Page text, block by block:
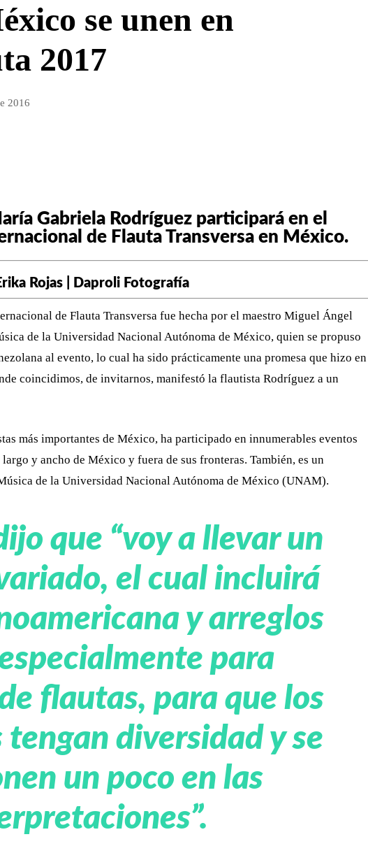
se unen en
2017
2016
Gabriela Rodríguez participará en el
de Flauta Transversa en México.
Rojas | Daproli Fotografía
de Flauta Transversa fue hecha por el maestro Miguel Ángel
de la Universidad Nacional Autónoma de México, quien se propuso
al evento, lo cual ha sido prácticamente una promesa que hizo en
coincidimos, de invitarnos, manifestó la flautista Rodríguez a un
más importantes de México, ha participado en innumerables eventos
y ancho de México y fuera de sus fronteras. También, es un
de la Universidad Nacional Autónoma de México (UNAM).
que “voy a llevar un
el cual incluirá
y arreglos
para
flautas, para que los
tengan diversidad y se
un poco en las